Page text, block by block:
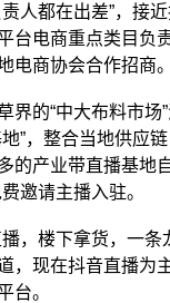
责人都在出差”，接
台电商重点类目负
电商协会合作招商。
界的“中大布料市场
”，整合当地供应
的产业带直播基地
邀请主播入驻。
，楼下拿货，一条
，现在抖音直播为
台。